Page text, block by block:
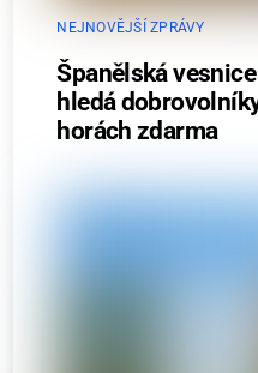
NEJNOVĚJŠÍ ZPRÁVY
Španělská
hledá
horách zdarma